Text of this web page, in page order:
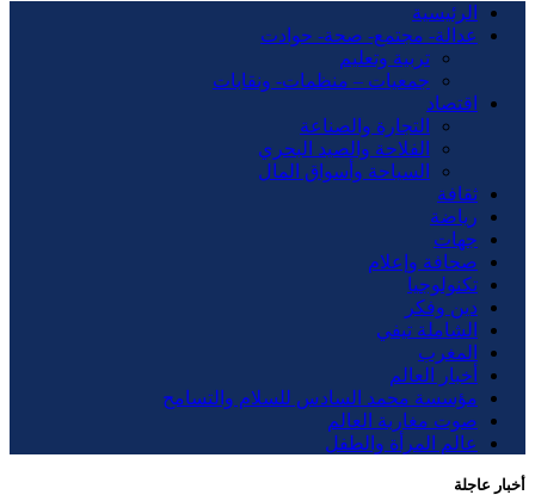
الرئيسية
عدالة- مجتمع- صحة- حوادت
تربية وتعليم
جمعيات – منظمات- ونقابات
اقتصاد
التجارة والصناعة
الفلاحة والصيد البحري
السياحة وأسواق المال
ثقافة
رياضة
جهات
صحافة وإعلام
تكنولوجيا
دين وفكر
الشاملة تيفي
المغرب
أخبار العالم
مؤسسة محمد السادس للسلام والتسامح
صوت مغاربة العالم
عالم المرأة والطفل
أخبار عاجلة